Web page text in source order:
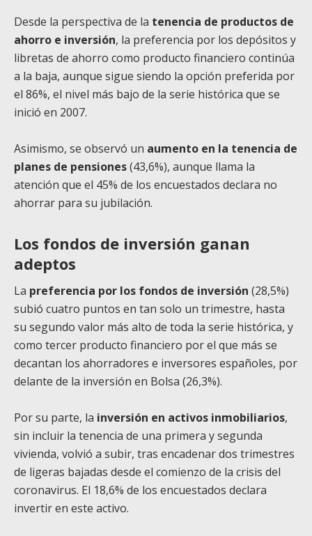
Desde la perspectiva de la tenencia de productos de
ahorro e inversión, la preferencia por los depósitos y
libretas de ahorro como producto financiero continúa
a la baja, aunque sigue siendo la opción preferida por
el 86%, el nivel más bajo de la serie histórica que se
inició en 2007.
Asimismo, se observó un aumento en la tenencia de
planes de pensiones(43,6%), aunque llama la
atención que el 45% de los encuestados declara no
ahorrar para su jubilación.
Los fondos de inversión ganan
adeptos
La preferencia por los fondos de inversión (28,5%)
subió cuatro puntos en tan solo un trimestre, hasta
su segundo valor más alto de toda la serie histórica, y
como tercer producto financiero por el que más se
decantan los ahorradores e inversores españoles, por
delante de la inversión en Bolsa (26,3%).
Por su parte, la inversión en activos inmobiliarios,
sin incluir la tenencia de una primera y segunda
vivienda, volvió a subir, tras encadenar dos trimestres
de ligeras bajadas desde el comienzo de la crisis del
coronavirus. El 18,6% de los encuestados declara
invertir en este activo.